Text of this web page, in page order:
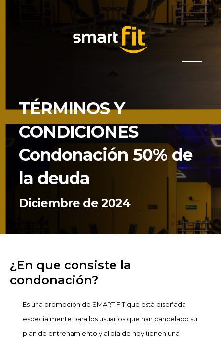
TÉRMINOS Y
CONDICIONES
Condonación 50% de
la deuda
Diciembre de 2024
¿En que consiste la
condonación?
Es una promoción de SMART FIT que está diseñada
especialmente para los usuarios que han cancelado su
plan de entrenamiento y al día de hoy tienen una